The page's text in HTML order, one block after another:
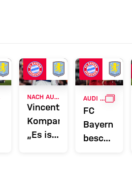
Vincent
Kompany:
„Es ist
AUDI FOOTBALL SUMMIT
FC
Bayern
beschließt